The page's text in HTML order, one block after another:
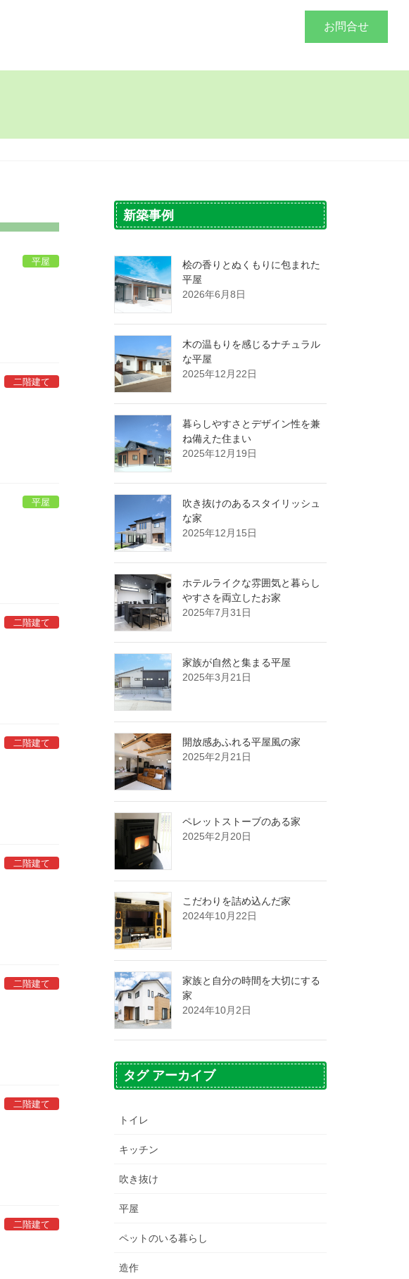
お問合せ
平屋
二階建て
平屋
二階建て
二階建て
二階建て
二階建て
二階建て
二階建て
新築事例
桧の香りとぬくもりに包まれた
平屋
2026年6月8日
木の温もりを感じるナチュラル
な平屋
2025年12月22日
暮らしやすさとデザイン性を兼
ね備えた住まい
2025年12月19日
吹き抜けのあるスタイリッシュ
な家
2025年12月15日
ホテルライクな雰囲気と暮らし
やすさを両立したお家
2025年7月31日
家族が自然と集まる平屋
2025年3月21日
開放感あふれる平屋風の家
2025年2月21日
ペレットストーブのある家
2025年2月20日
こだわりを詰め込んだ家
2024年10月22日
家族と自分の時間を大切にする
家
2024年10月2日
タグ アーカイブ
トイレ
キッチン
吹き抜け
平屋
ペットのいる暮らし
造作